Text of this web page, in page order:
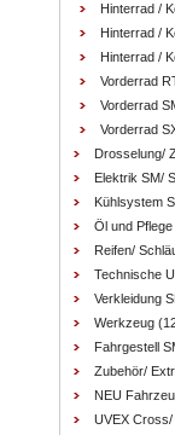
Hinterrad /
Hinterrad /
Hinterrad /
Vorderrad
Vorderrad
Vorderrad
Drosselung/
Elektrik SM/
Kühlsystem
Öl und Pflege
Reifen/
Technische
Verkleidung
Werkzeug
Fahrgestell
Zubehör/
NEU
UVEX Cross/